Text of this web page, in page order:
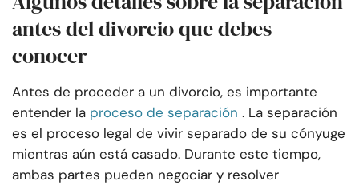
antes del divorcio que debes
conocer
Antes de proceder a un divorcio, es importante
entender la proceso de separación . La separación
es el proceso legal de vivir separado de su cónyuge
mientras aún está casado. Durante este tiempo,
ambas partes pueden negociar y resolver